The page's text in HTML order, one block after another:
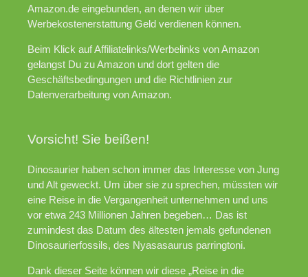
Amazon.de eingebunden, an denen wir über
Werbekostenerstattung Geld verdienen können.
Beim Klick auf Affiliatelinks/Werbelinks von Amazon
gelangst Du zu Amazon und dort gelten die
Geschäftsbedingungen und die Richtlinien zur
Datenverarbeitung von Amazon.
Vorsicht! Sie beißen!
Dinosaurier haben schon immer das Interesse von Jung
und Alt geweckt. Um über sie zu sprechen, müssten wir
eine Reise in die Vergangenheit unternehmen und uns
vor etwa 243 Millionen Jahren begeben… Das ist
zumindest das Datum des ältesten jemals gefundenen
Dinosaurierfossils, des Nyasasaurus parringtoni.
Dank dieser Seite können wir diese „Reise in die